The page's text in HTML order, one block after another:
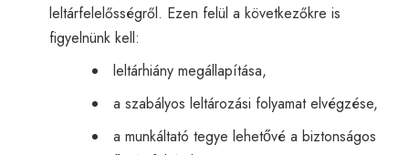
leltárfelelősségről. Ezen felül a következőkre is
figyelnünk kell:
leltárhiány megállapítása,
a szabályos leltározási folyamat elvégzése,
a munkáltató tegye lehetővé a biztonságos